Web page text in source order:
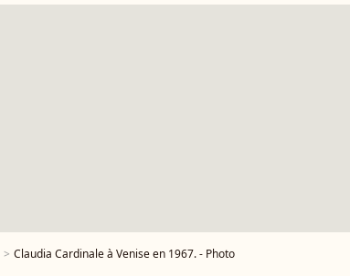
Claudia Cardinale à Venise en 1967. - Photo